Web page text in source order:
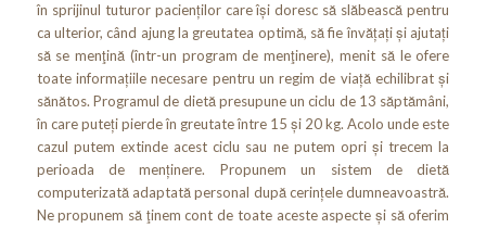
în sprijinul tuturor pacienților care își doresc să slăbească pentru
ca ulterior, când ajung la greutatea optimă, să fie învățați și ajutați
să se menţină (într-un program de menţinere), menit să le ofere
toate informațiile necesare pentru un regim de viață echilibrat și
sănătos. Programul de dietă presupune un ciclu de 13 săptămâni,
în care puteți pierde în greutate între 15 și 20 kg. Acolo unde este
cazul putem extinde acest ciclu sau ne putem opri și trecem la
perioada de menținere. Propunem un sistem de dietă
computerizată adaptată personal după cerințele dumneavoastră.
Ne propunem să ţinem cont de toate aceste aspecte și să oferim